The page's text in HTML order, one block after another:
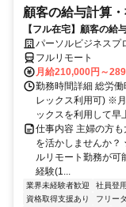
顧客の給与計算
【フル在宅】顧客の給
パーソルビジネスプ
フルリモート
月給210,000円～
勤務時間詳細 総労
レックス利用可) ※
ックスを利用して
仕事内容 主婦の方
を活かしませんか
ルリモート勤務が
経験(1...
業界未経験者歓迎 社員登
資格取得支援あり
フリー